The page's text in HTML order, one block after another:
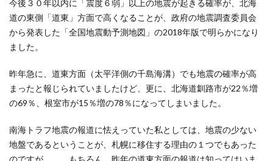
今後３０年以内に「震度６弱」以上の地震が起きる確率が、北海
道の東側「道東」方面で高くなることが、政府の地震調査委員会
から発表した「全国地震動予測地図」の2018年版で明らかになり
ました。
昨年急に、道東方面（太平洋側の千島海溝）でも地震の確率が高
まったと報じられていましたけど、更に、北海道釧路市が22％増
の69％、根室市が15％増の78％になってしまいました。
南海トラフ地震の報道に怯えっていた私としては、地震の少ない
地盤であるということが、札幌に移住する理由の１つでもあった
のですが。。。もちろん、昨年の道東方面の報道は知ってはいま